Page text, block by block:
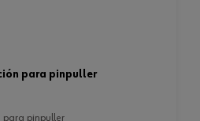
para pinpuller
para pinpuller